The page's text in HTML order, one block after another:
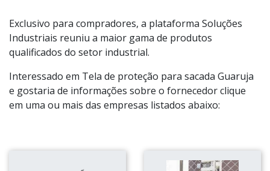
Exclusivo para compradores, a plataforma Soluções
Industriais reuniu a maior gama de produtos
qualificados do setor industrial.
Interessado em Tela de proteção para sacada Guaruja
e gostaria de informações sobre o fornecedor clique
em uma ou mais das empresas listados abaixo: